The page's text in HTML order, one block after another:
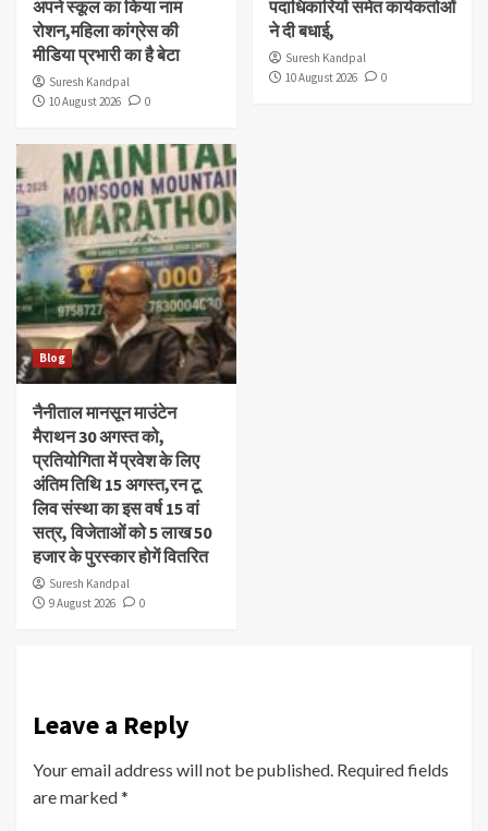
अपने स्कूल का किया नाम
रोशन,महिला कांग्रेस की
मीडिया प्रभारी का है बेटा
Suresh Kandpal
10 August 2026
0
पदाधिकारियों समेत कार्यकर्ताओं
ने दी बधाई,
Suresh Kandpal
10 August 2026
0
Blog
नैनीताल मानसून माउंटेन
मैराथन 30 अगस्त को,
प्रतियोगिता में प्रवेश के लिए
अंतिम तिथि 15 अगस्त,रन टू
लिव संस्था का इस वर्ष 15 वां
सत्र, विजेताओं को 5 लाख 50
हजार के पुरस्कार होगें वितरित
Suresh Kandpal
9 August 2026
0
Leave a Reply
Your email address will not be published. Required fields
are marked*